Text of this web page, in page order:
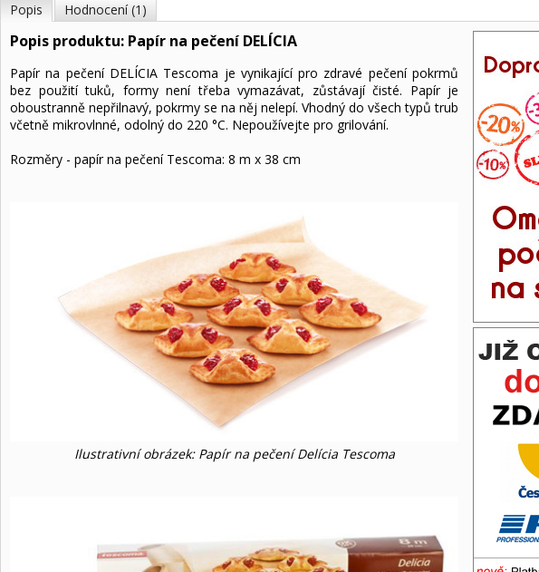
Popis Hodnocení (1)
Popis produktu: Papír na pečení DELÍCIA
Papír na pečení DELÍCIA Tescoma je vynikající pro zdravé pečení pokrmů
bez použití tuků, formy není třeba vymazávat, zůstávají čisté. Papír je
oboustranně nepřilnavý, pokrmy se na něj nelepí. Vhodný do všech typů trub
včetně mikrovlnné, odolný do 220 °C. Nepoužívejte pro grilování.
Rozměry - papír na pečení Tescoma: 8 m x 38 cm
Ilustrativní obrázek: Papír na pečení Delícia Tescoma